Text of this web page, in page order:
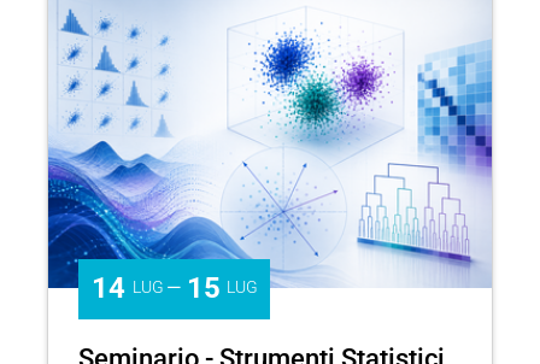
14 LUG — 15 LUG